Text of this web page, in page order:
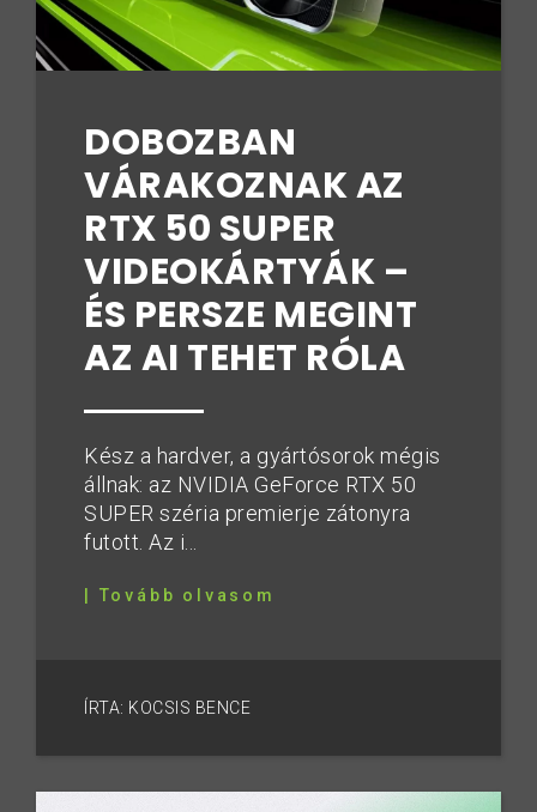
DOBOZBAN
VÁRAKOZNAK AZ
RTX 50 SUPER
VIDEOKÁRTYÁK –
ÉS PERSZE MEGINT
AZ AI TEHET RÓLA
Kész a hardver, a gyártósorok mégis
állnak: az NVIDIA GeForce RTX 50
SUPER széria premierje zátonyra
futott. Az i...
| Tovább olvasom
ÍRTA: KOCSIS BENCE